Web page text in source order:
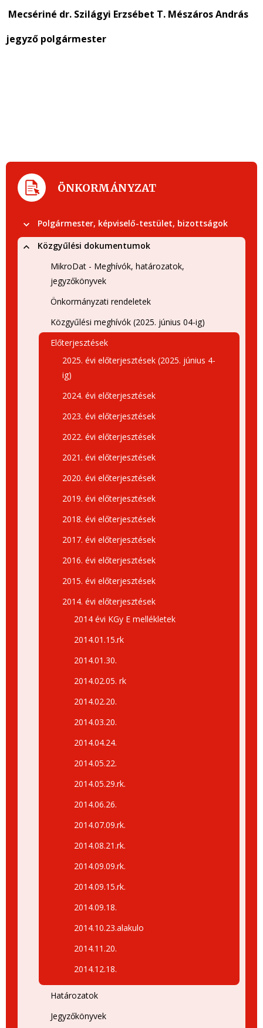
Mecsériné dr. Szilágyi Erzsébet T. Mészáros András
jegyző polgármester
ÖNKORMÁNYZAT
Polgármester, képviselő-testület, bizottságok
Közgyűlési dokumentumok
MikroDat - Meghívók, határozatok,
jegyzőkönyvek
Önkormányzati rendeletek
Közgyűlési meghívók (2025. június 04-ig)
Előterjesztések
2025. évi előterjesztések (2025. június 4-
ig)
2024. évi előterjesztések
2023. évi előterjesztések
2022. évi előterjesztések
2021. évi előterjesztések
2020. évi előterjesztések
2019. évi előterjesztések
2018. évi előterjesztések
2017. évi előterjesztések
2016. évi előterjesztések
2015. évi előterjesztések
2014. évi előterjesztések
2014 évi KGy E mellékletek
2014.01.15.rk
2014.01.30.
2014.02.05. rk
2014.02.20.
2014.03.20.
2014.04.24.
2014.05.22.
2014.05.29.rk.
2014.06.26.
2014.07.09.rk.
2014.08.21.rk.
2014.09.09.rk.
2014.09.15.rk.
2014.09.18.
2014.10.23.alakulo
2014.11.20.
2014.12.18.
Határozatok
Jegyzőkönyvek